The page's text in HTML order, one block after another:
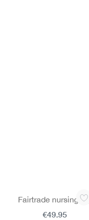
Fairtrade nursing
€49.95